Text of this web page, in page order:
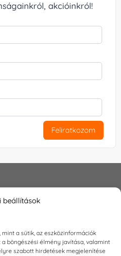
beállítások
a sütik, az eszközinformációk
böngészési élmény javítása, valamint
szabott hirdetések megjelenítése
akcióinkról!
Feliratkozom